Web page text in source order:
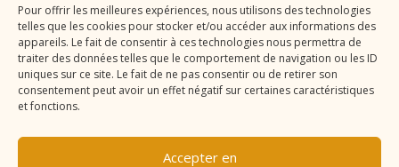
Pour offrir les meilleures expériences, nous utilisons des technologies
telles que les cookies pour stocker et/ou accéder aux informations des
appareils. Le fait de consentir à ces technologies nous permettra de
traiter des données telles que le comportement de navigation ou les ID
uniques sur ce site. Le fait de ne pas consentir ou de retirer son
consentement peut avoir un effet négatif sur certaines caractéristiques
et fonctions.
Accepter en